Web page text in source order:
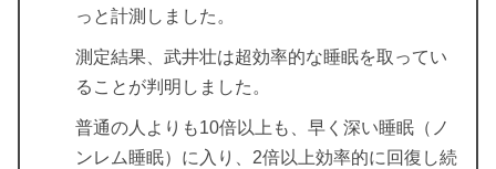
っと計測しました。
測定結果、武井壮は超効率的な睡眠を取ってい
ることが判明しました。
普通の人よりも10倍以上も、早く深い睡眠（ノ
ンレム睡眠）に入り、2倍以上効率的に回復し続